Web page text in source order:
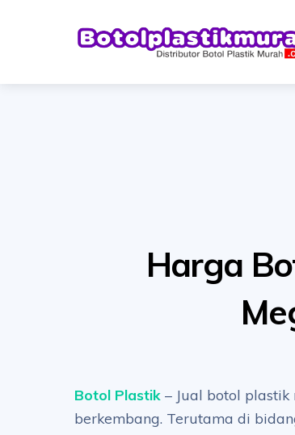
Harga
Botol Plastik – Jual botol
berkembang. Terutama di